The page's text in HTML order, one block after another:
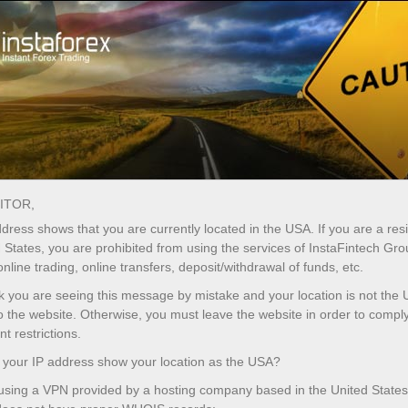
तुरंत खाता खोलना ट्रेडिंग प्लेटफॉर्म
के लिए निवेशकों के लिए भागीदारों के लिए अभियान
करें पैसे निकालें
shows that you are currently located in the USA. If you are a
States, you are prohibited from using the services of InstaFintech
trading, online transfers, deposit/withdrawal of funds, etc.
you are seeing this message by mistake and your location is not the
the website. Otherwise, you must leave the website in order to
restrictions.
IP address show your location as the USA?
a VPN provided by a hosting company based in the United